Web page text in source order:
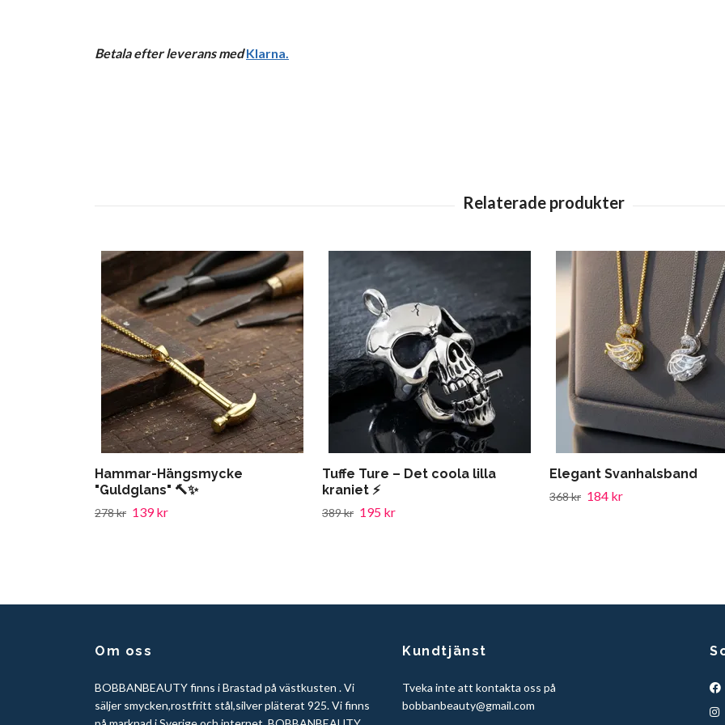
Betala efter leverans med Klarna
Hammar-Hängsmycke
"Guldglans" 🔨✨
278 kr 139 kr
Tuffe Ture – Det coola lilla
kraniet ⚡
389 kr 195 kr
Elegant Svanhalsband
368 kr 184 kr
Om oss
BOBBANBEAUTY finns i Brastad på västkusten . Vi
säljer smycken,rostfritt stål,silver pläterat 925. Vi finns
Kundtjänst
Tveka inte att kontakta oss på
bobbanbeauty@gmail.com